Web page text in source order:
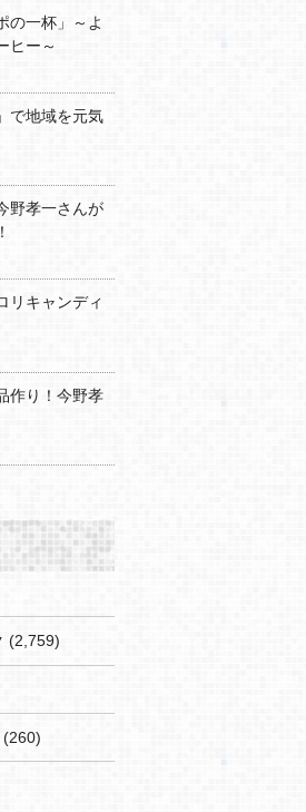
の一杯」～よ
ヒー～
で地域を元気
野孝一さんが
リキャンディ
作り！今野孝
(2,759)
(260)